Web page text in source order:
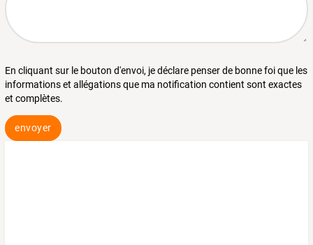
En cliquant sur le bouton d'envoi, je déclare penser de bonne foi que les
informations et allégations que ma notification contient sont exactes
et complètes.
envoyer